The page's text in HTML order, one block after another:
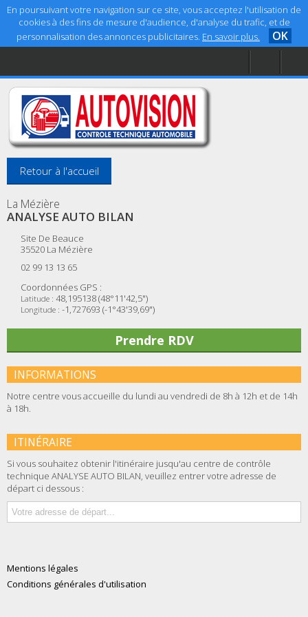
En poursuivant votre navigation sur ce site, vous acceptez l'utilisation de
cookies à des fins de mesure d'audience, d'analyse du trafic, et de
personnalisation des annonces publicitaires. En savoir plus. OK
Accueil
Aide
Mentions légales
Retour à l'accueil
La Mézière
ANALYSE AUTO BILAN
Site De Beauce
35520 La Mézière
02 99 13 13 65
Coordonnées GPS :
Latitude : 48,195138 (48°11'42,5")
Longitude : -1,727693 (-1°43'39,69")
Prendre RDV
INFORMATIONS
Notre centre vous accueille du lundi au vendredi de 8h à 12h et de 14h
à 18h.
ITINÉRAIRE
Si vous souhaitez obtenir l'itinéraire jusqu'au centre de contrôle
technique ANALYSE AUTO BILAN, veuillez entrer votre adresse de
départ ci dessous :
Mentions légales
Conditions générales d'utilisation